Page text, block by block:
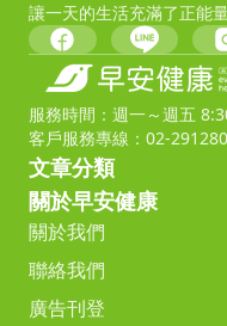
讓一天的生活充滿了正能
服務時間：週一～週五
客戶服務專線：02-
文章分類
關於早安健康
關於我們
聯絡我們
廣告刊登